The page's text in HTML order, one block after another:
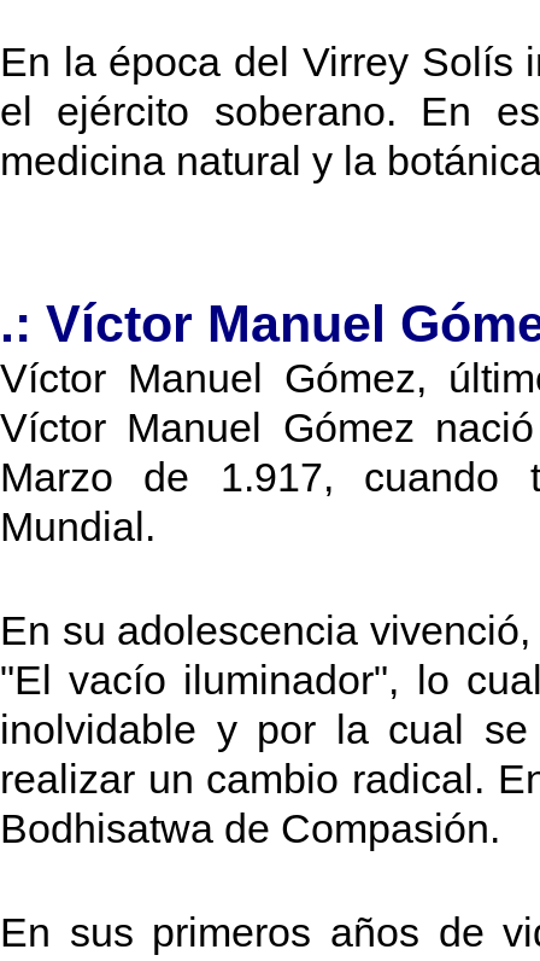
En la época del Virrey Solís
el ejército soberano. En
medicina natural y la
.: Víctor Manuel
Víctor Manuel Gómez,
Víctor Manuel Gómez
Marzo de 1.917, cuando
Mundial.
En su adolescencia
"El vacío iluminador", lo
inolvidable y por la cual
realizar un cambio radical.
Bodhisatwa de Compasión.
En sus primeros años de